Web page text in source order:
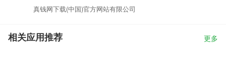
真钱网下载(中国)官方网站有限公司
相关应用推荐 更多